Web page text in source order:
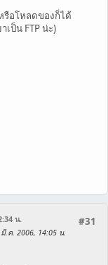
รือโหลดของก็ได้
ป็น FTP น่ะ)
#31
น.
.ค. 2006, 14:05 น.